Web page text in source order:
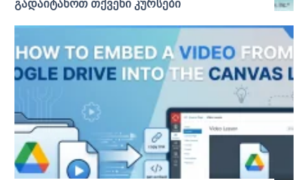
გადაიტანოთ თქვენი კურსები